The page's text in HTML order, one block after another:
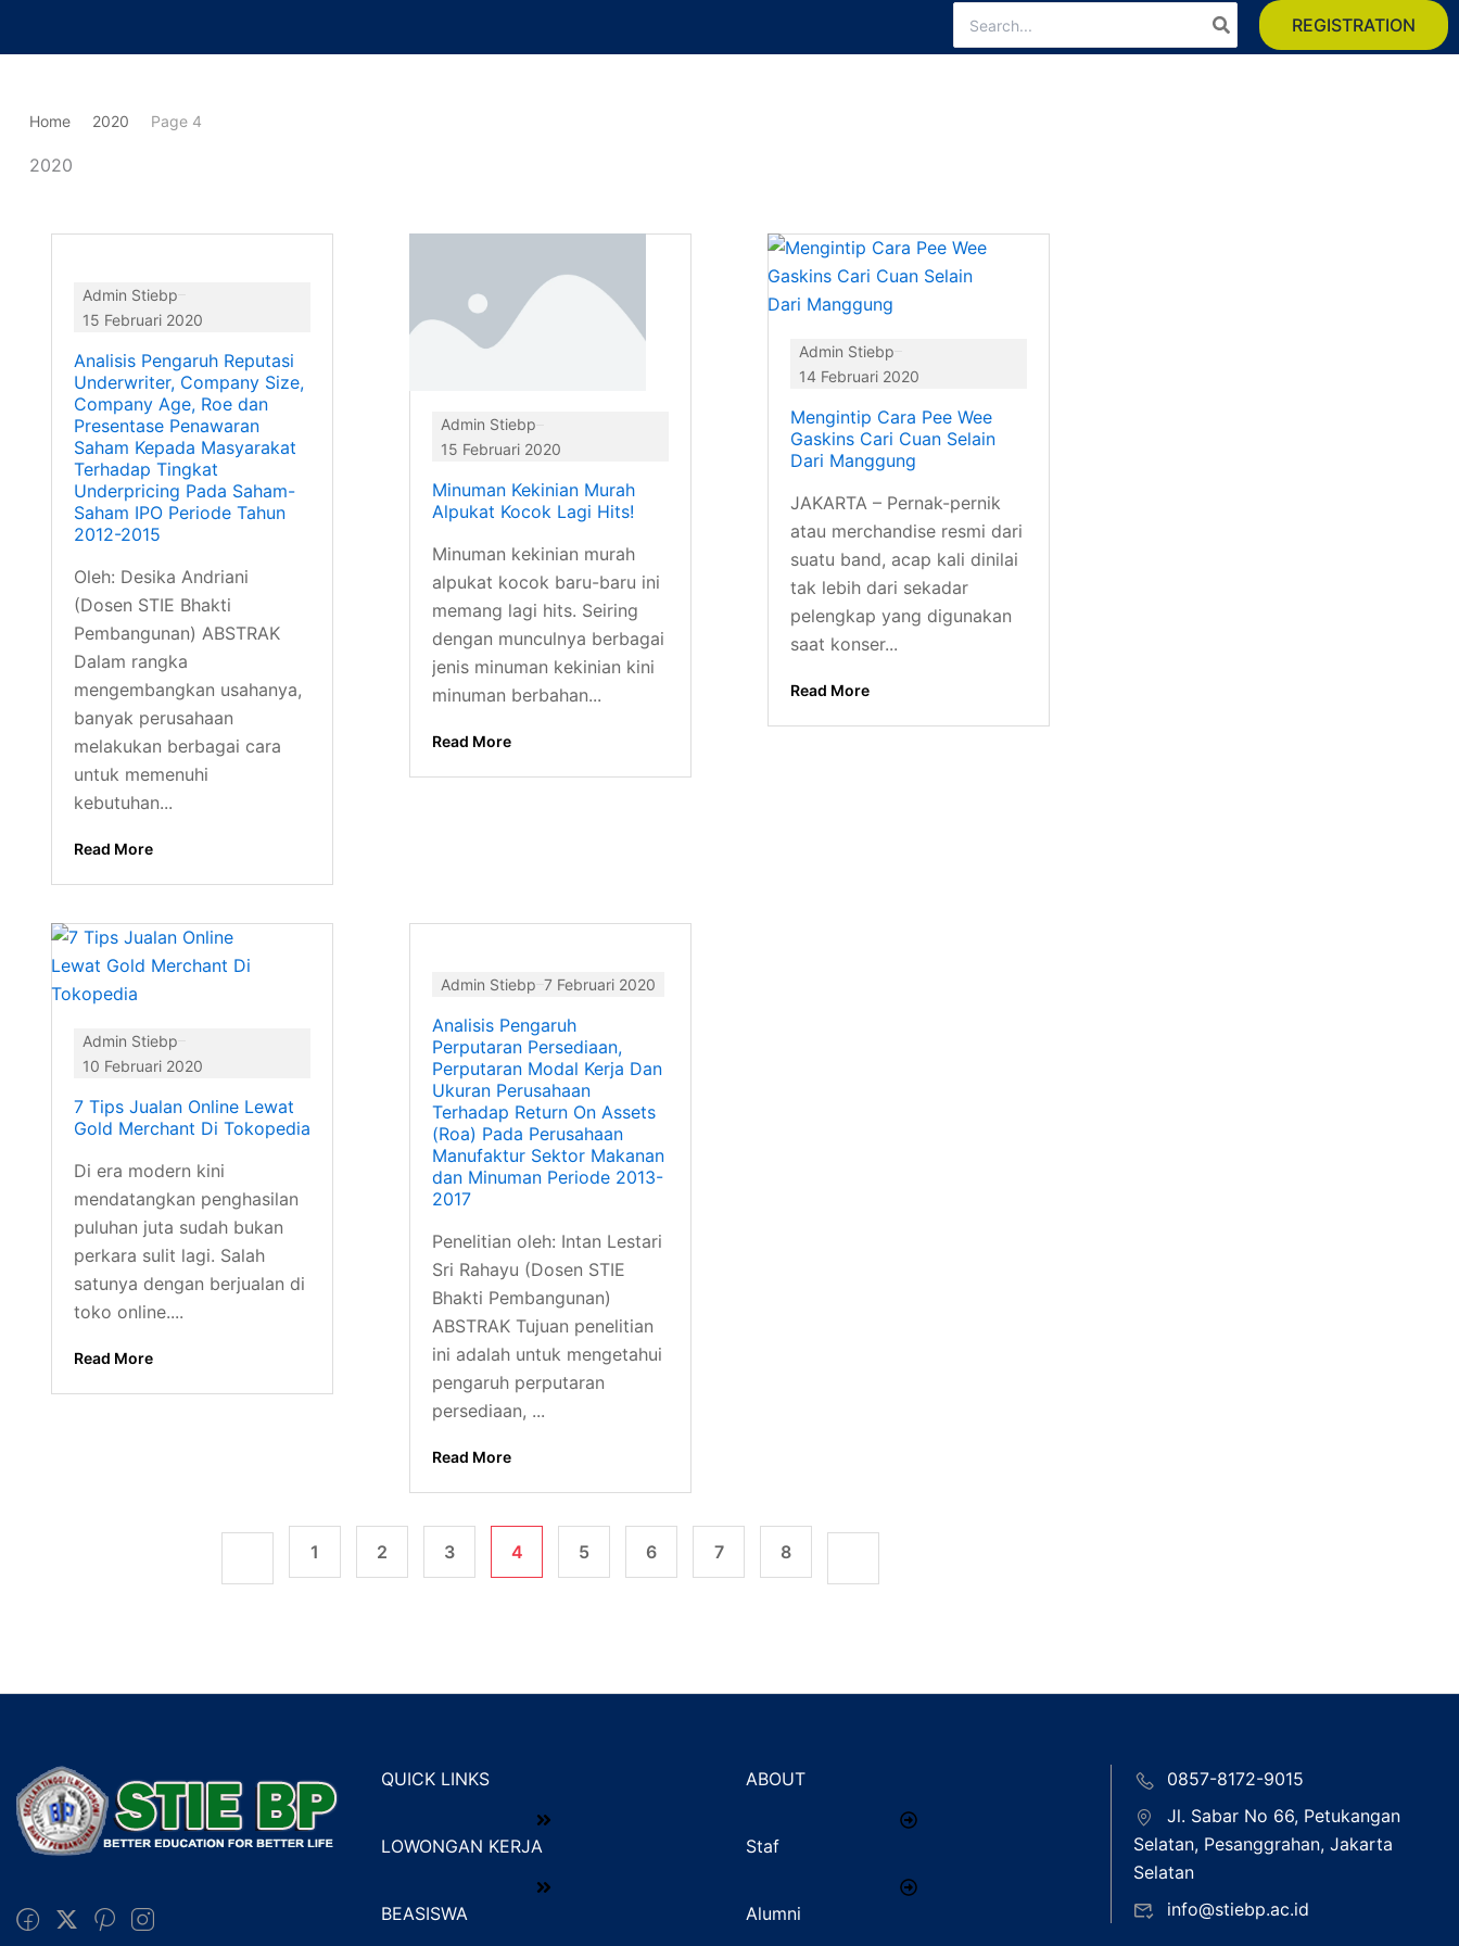
for:
REGISTRATION
Home 2020 Page 4
2020
Admin Stiebp
15 Februari 2020
Analisis Pengaruh Reputasi
Underwriter, Company Size,
Company Age, Roe dan
Presentase Penawaran
Saham Kepada Masyarakat
Terhadap Tingkat
Underpricing Pada Saham-
Saham IPO Periode Tahun
2012-2015
Oleh: Desika Andriani
(Dosen STIE Bhakti
Pembangunan) ABSTRAK
Dalam rangka
mengembangkan usahanya,
banyak perusahaan
melakukan berbagai cara
untuk memenuhi
kebutuhan...
Read More
Admin Stiebp
15 Februari 2020
Minuman Kekinian Murah
Alpukat Kocok Lagi Hits!
Minuman kekinian murah
alpukat kocok baru-baru ini
memang lagi hits. Seiring
dengan munculnya berbagai
jenis minuman kekinian kini
minuman berbahan...
Read More
Admin Stiebp
14 Februari 2020
Mengintip Cara Pee Wee
Gaskins Cari Cuan Selain
Dari Manggung
JAKARTA – Pernak-pernik
atau merchandise resmi dari
suatu band, acap kali dinilai
tak lebih dari sekadar
pelengkap yang digunakan
saat konser...
Read More
Admin Stiebp
10 Februari 2020
7 Tips Jualan Online Lewat
Gold Merchant Di Tokopedia
Di era modern kini
mendatangkan penghasilan
puluhan juta sudah bukan
perkara sulit lagi. Salah
satunya dengan berjualan di
toko online....
Read More
Admin Stiebp 7 Februari 2020
Analisis Pengaruh
Perputaran Persediaan,
Perputaran Modal Kerja Dan
Ukuran Perusahaan
Terhadap Return On Assets
(Roa) Pada Perusahaan
Manufaktur Sektor Makanan
dan Minuman Periode 2013-
2017
Penelitian oleh: Intan Lestari
Sri Rahayu (Dosen STIE
Bhakti Pembangunan)
ABSTRAK Tujuan penelitian
ini adalah untuk mengetahui
pengaruh perputaran
persediaan, ...
Read More
1 2 3 4 5 6 7
Page
8
QUICK LINKS
LOWONGAN KERJA
BEASISWA
ABOUT
Staf
Alumni
0857-8172-9015
Jl. Sabar No 66, Petukangan
Selatan, Pesanggrahan, Jakarta
Selatan
info@stiebp.ac.id